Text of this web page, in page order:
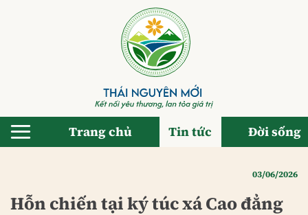
Trang chủ Tin tức Đời sống
03/06/2026
Hỗn chiến tại ký túc xá Cao đẳng